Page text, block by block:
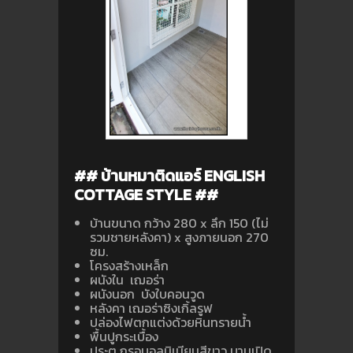
## บ้านหมาติดแอร์ ENGLISH
COTTAGE STYLE ##
บ้านขนาด กว้าง 280 x ลึก 150 (ไม่
รวมชายหลังคา) x สูงภายนอก 270
ซม.
โครงสร้างเหล็ก
ผนังใน เฌอร่า
ผนังนอก บังใบคอนวูด
หลังคา เฌอร่าซิงเกิ้ลรูฟ
ปล่องไฟตกแต่งด้วยหินทรายน้ำ
พื้นปูกระเบื้อง